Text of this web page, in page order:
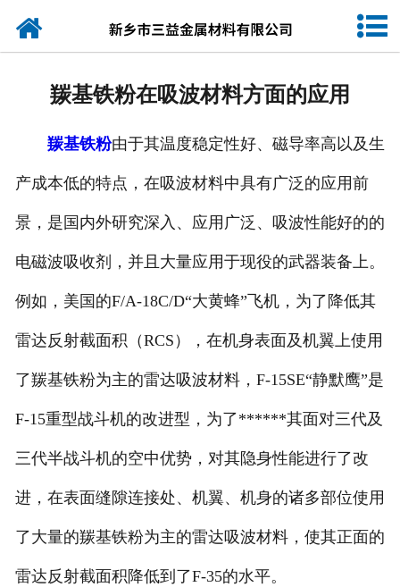
网站首页
联系我们
羰基铁粉在吸波材料方面的应用
羰基铁粉由于其温度稳定性好、磁导率高以及生
产成本低的特点，在吸波材料中具有广泛的应用前
景，是国内外研究深入、应用广泛、吸波性能好的的
电磁波吸收剂，并且大量应用于现役的武器装备上。
例如，美国的F/A-18C/D“大黄蜂”飞机，为了降低其
雷达反射截面积（RCS），在机身表面及机翼上使用
了羰基铁粉为主的雷达吸波材料，F-15SE“静默鹰”是
F-15重型战斗机的改进型，为了******其面对三代及
三代半战斗机的空中优势，对其隐身性能进行了改
进，在表面缝隙连接处、机翼、机身的诸多部位使用
了大量的羰基铁粉为主的雷达吸波材料，使其正面的
雷达反射截面积降低到了F-35的水平。